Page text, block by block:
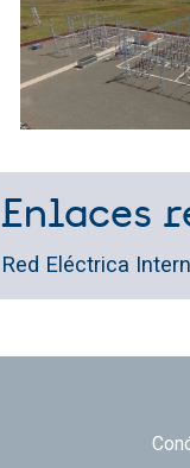
Enlaces
Red Eléctrica